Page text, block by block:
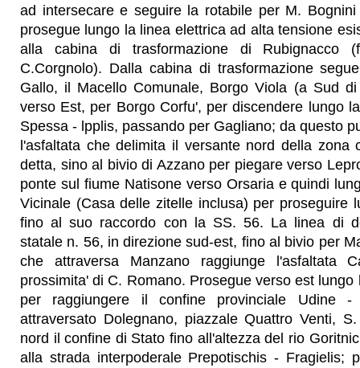
ad intersecare e seguire la rotabile per M.
prosegue lungo la linea elettrica ad alta tensione
alla cabina di trasformazione di Rubignacco
C.Corgnolo). Dalla cabina di trasformazione
Gallo, il Macello Comunale, Borgo Viola (a Sud
verso Est, per Borgo Corfu', per discendere lungo
Spessa - lpplis, passando per Gagliano; da questo
l'asfaltata che delimita il versante nord della zona
detta, sino al bivio di Azzano per piegare verso
ponte sul fiume Natisone verso Orsaria e quindi
Vicinale (Casa delle zitelle inclusa) per proseguire
fino al suo raccordo con la SS. 56. La linea di
statale n. 56, in direzione sud-est, fino al bivio per
che attraversa Manzano raggiunge l'asfaltata
prossimita' di C. Romano. Prosegue verso est
per raggiungere il confine provinciale Udine
attraversato Dolegnano, piazzale Quattro Venti,
nord il confine di Stato fino all'altezza del rio
alla strada interpoderale Prepotischis - Fragielis;